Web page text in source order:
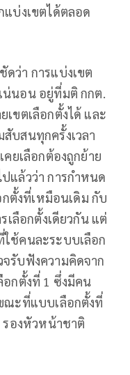
แบ่งเขตได้ตลอด
ว่า การแบ่งเขต
น่นอน อยู่ที่มติ กกต.
เขตเลือกตั้งได้ และ
บสนทุกครั้งเวลา
คยเลือกต้องถูกย้าย
แล้วว่า การกำหนด
กตั้งที่เหมือนเดิม กับ
เลือกตั้งเดียวกัน แต่
ช้คนละระบบเลือก
รับฟังความคิดจาก
อกตั้งที่ 1 ซึ่งมีคน
ณะที่แบบเลือกตั้งที่
รองหัวหน้าชาติ